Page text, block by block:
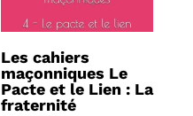
Les cahiers
maçonniques Le
Pacte et le Lien : La
fraternité